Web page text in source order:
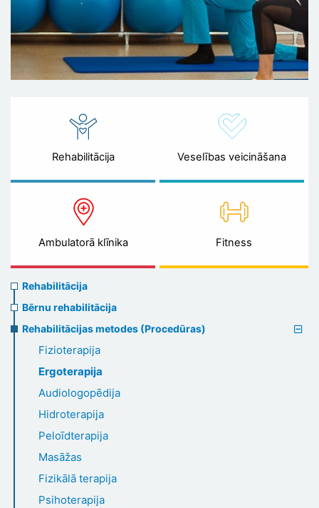
Rehabilitācija Veselības veicināšana
Ambulatorā klīnika Fitness
Rehabilitation
menu
Rehabilitācija
Bērnu rehabilitācija
Rehabilitācijas metodes (Procedūras)
Fizioterapija
Ergoterapija
Audiologopēdija
Hidroterapija
Peloīdterapija
Masāžas
Fizikālā terapija
Psihoterapija